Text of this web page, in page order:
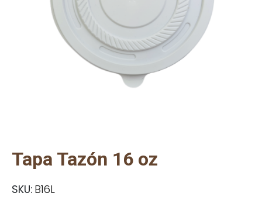
Tapa Tazón 16 oz
SKU: B16L